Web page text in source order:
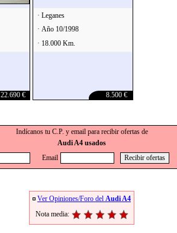
22.690 €
· Leganes
· Año 10/1998
· 18.000 Km.
8.500 €
Indícanos tu C.P. y email para recibir ofertas de
Audi A4 usados
Email
Ver Opiniones/Foro del Audi A4
Nota media: